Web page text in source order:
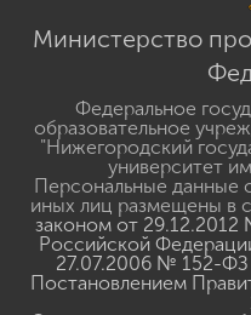
Министерство
Федеральное
образовательное
"Нижегородский
университет
Персональные данные
иных лиц размещены в
законом от
Российской
27.07.2006 № 152-ФЗ
Постановлением